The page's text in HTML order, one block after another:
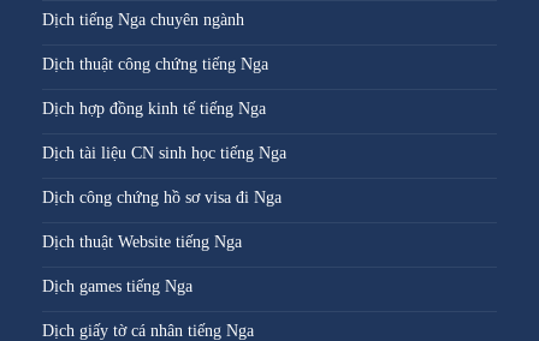
Dịch tiếng Nga chuyên ngành
Dịch thuật công chứng tiếng Nga
Dịch hợp đồng kinh tế tiếng Nga
Dịch tài liệu CN sinh học tiếng Nga
Dịch công chứng hồ sơ visa đi Nga
Dịch thuật Website tiếng Nga
Dịch games tiếng Nga
Dịch giấy tờ cá nhân tiếng Nga